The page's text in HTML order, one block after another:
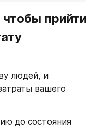
прийти
людей, и
вашего
до состояния